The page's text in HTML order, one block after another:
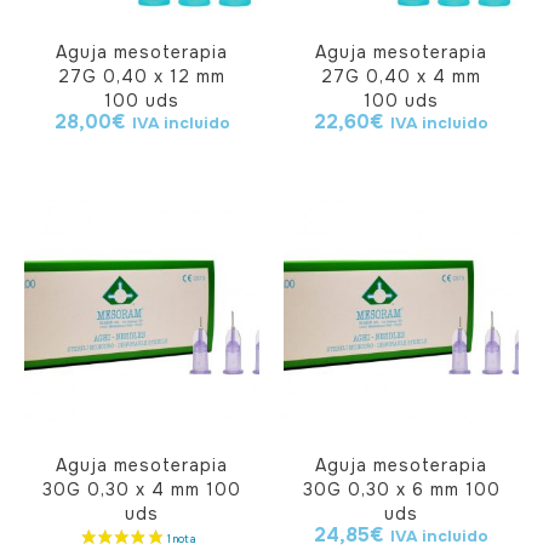
Aguja mesoterapia
27G 0,40 x 12 mm
100 uds
28,00€ IVA incluido
Aguja mesoterapia
27G 0,40 x 4 mm
100 uds
22,60€ IVA incluido
Aguja mesoterapia
30G 0,30 x 4 mm 100
uds
Aguja mesoterapia
30G 0,30 x 6 mm 100
uds
24,85€ IVA incluido